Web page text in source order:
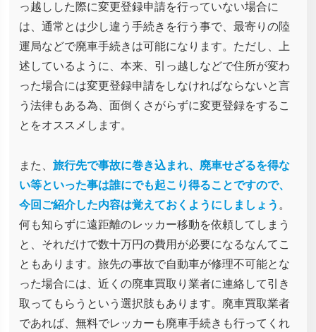
っ越しした際に変更登録申請を行っていない場合に
は、通常とは少し違う手続きを行う事で、最寄りの陸
運局などで廃車手続きは可能になります。ただし、上
述しているように、本来、引っ越しなどで住所が変わ
った場合には変更登録申請をしなければならないと言
う法律もある為、面倒くさがらずに変更登録をするこ
とをオススメします。
また、 旅行先で事故に巻き込まれ、廃車せざるを得な
い等といった事は誰にでも起こり得ることですので、
今回ご紹介した内容は覚えておくようにしましょう 。
何も知らずに遠距離のレッカー移動を依頼してしまう
と、それだけで数十万円の費用が必要になるなんてこ
ともあります。旅先の事故で自動車が修理不可能とな
った場合には、近くの廃車買取り業者に連絡して引き
取ってもらうという選択肢もあります。廃車買取業者
であれば、無料でレッカーも廃車手続きも行ってくれ